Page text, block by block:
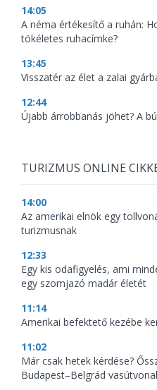
14:05
A néma értékesítő a ruhán:
tökéletes ruhacímke?
13:45
Visszatér az élet a zalai
12:44
Újabb árrobbanás jöhet? A
TURIZMUS ONLINE
14:00
Az amerikai elnök egy
turizmusnak
12:33
Egy kis odafigyelés, ami
egy szomjazó madár életét
11:14
Amerikai befektető kezébe
11:02
Már csak hetek kérdése?
Budapest–Belgrád vasútvonal